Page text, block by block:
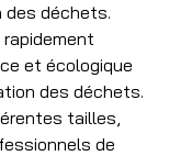
des déchets.
et écologique
des déchets.
tailles,
de